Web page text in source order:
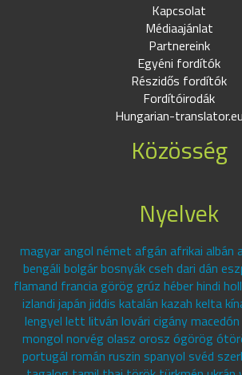
Kapcsolat
Médiaajánlat
Partnereink
Egyéni fordítók
Részidős fordítók
Fordítóirodák
Hungarian-translator.eu
Közösség
Nyelvek
magyar angol német afgán afrikai albán
bengáli bolgár bosnyák cseh dari dán
flamand francia görög grúz héber hindi
izlandi japán jiddis katalán kazah kelta
lengyel lett litván lovári cigány
mongol norvég olasz orosz ógörög
portugál román ruszin spanyol svéd